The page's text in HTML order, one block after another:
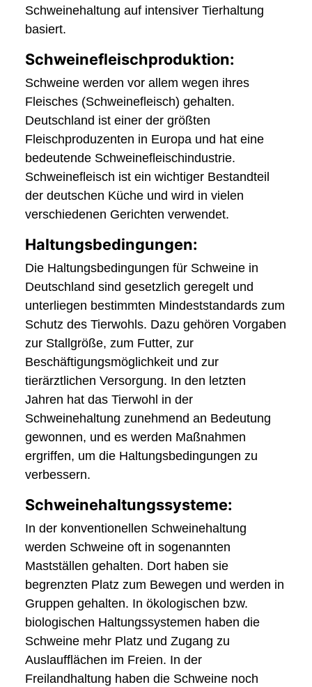
Schweinehaltung auf intensiver Tierhaltung
basiert.
Schweinefleischproduktion:
Schweine werden vor allem wegen ihres
Fleisches (Schweinefleisch) gehalten.
Deutschland ist einer der größten
Fleischproduzenten in Europa und hat eine
bedeutende Schweinefleischindustrie.
Schweinefleisch ist ein wichtiger Bestandteil
der deutschen Küche und wird in vielen
verschiedenen Gerichten verwendet.
Haltungsbedingungen:
Die Haltungsbedingungen für Schweine in
Deutschland sind gesetzlich geregelt und
unterliegen bestimmten Mindeststandards zum
Schutz des Tierwohls. Dazu gehören Vorgaben
zur Stallgröße, zum Futter, zur
Beschäftigungsmöglichkeit und zur
tierärztlichen Versorgung. In den letzten
Jahren hat das Tierwohl in der
Schweinehaltung zunehmend an Bedeutung
gewonnen, und es werden Maßnahmen
ergriffen, um die Haltungsbedingungen zu
verbessern.
Schweinehaltungssysteme:
In der konventionellen Schweinehaltung
werden Schweine oft in sogenannten
Mastställen gehalten. Dort haben sie
begrenzten Platz zum Bewegen und werden in
Gruppen gehalten. In ökologischen bzw.
biologischen Haltungssystemen haben die
Schweine mehr Platz und Zugang zu
Auslaufflächen im Freien. In der
Freilandhaltung haben die Schweine noch